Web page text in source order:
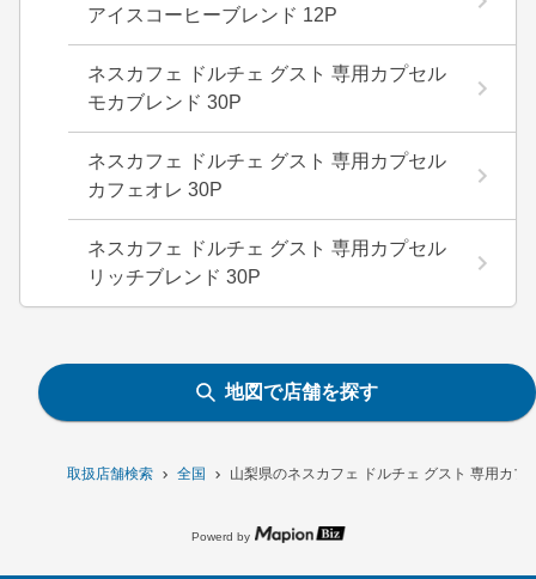
取扱店舗検索 全国 山梨県のネスカフェ ドルチェ グスト 専用カ
アイスコーヒーブレンド 12P
ネスカフェ ドルチェ グスト 専用カプセル
モカブレンド 30P
ネスカフェ ドルチェ グスト 専用カプセル
カフェオレ 30P
ネスカフェ ドルチェ グスト 専用カプセル
リッチブレンド 30P
地図で店舗を探す
Powerd by